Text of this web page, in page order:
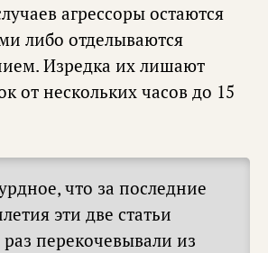
агрессоры остаются
либо отделываются
Изредка их лишают
от нескольких часов до 15
что за последние
эти две статьи
перекочевывали из